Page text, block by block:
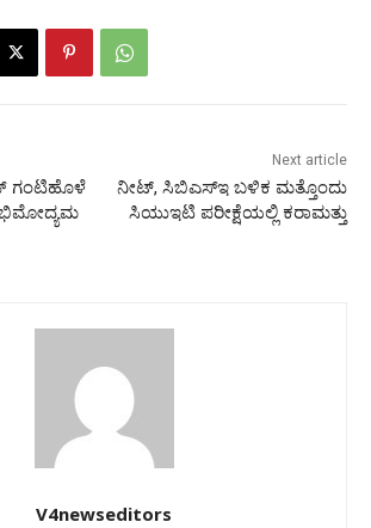
ಗಂಟಿಹೊಳೆ
Next article
ನೀಟ್, ಸಿಬಿಎಸ್‍ಇ ಬಳಿಕ ಮತ್ತೊಂದು
ಸಿಯುಇಟಿ ಪರೀಕ್ಷೆಯಲ್ಲಿ ಕರಾಮತ್ತು
V4newseditors